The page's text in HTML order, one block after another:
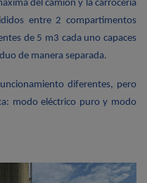
del camión y la carrocería
entre 2 compartimentos
de 5 m3 cada uno capaces
de manera separada.
diferentes, pero
modo eléctrico puro y modo